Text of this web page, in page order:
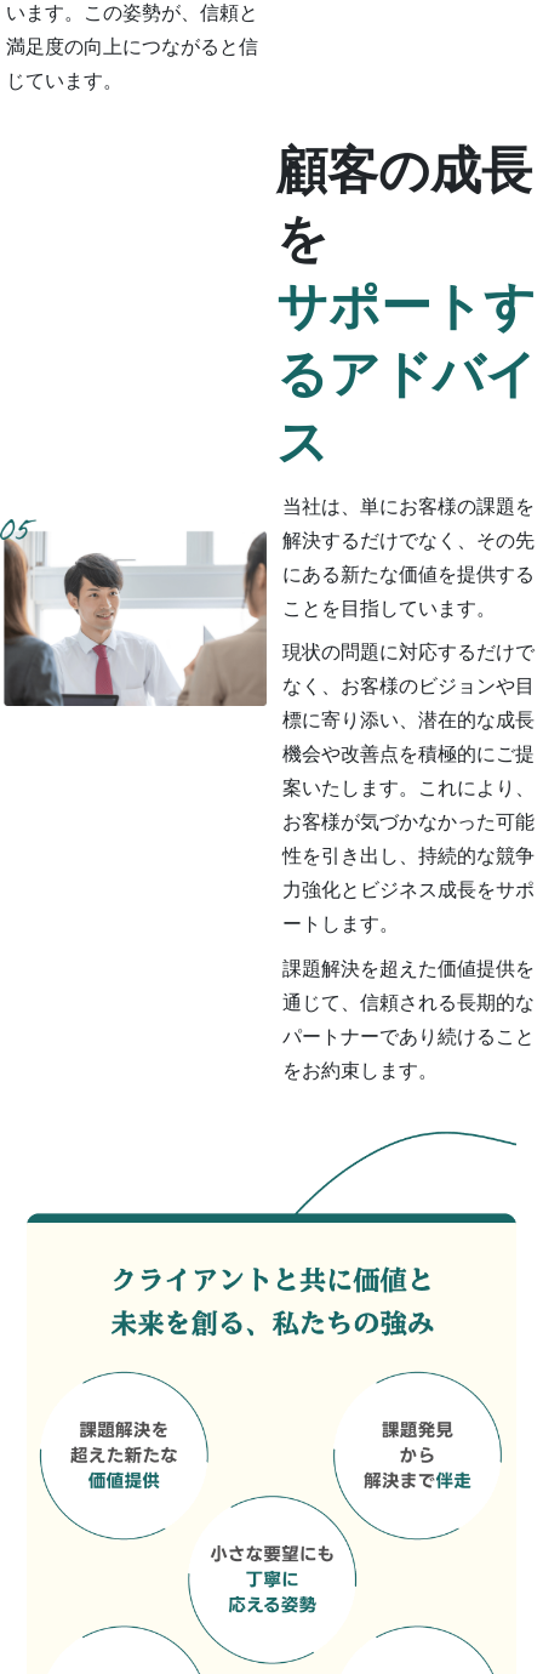
います。この姿勢が、信頼と
満足度の向上につながると信
じています。
顧客の成長
を
サポートす
るアドバイ
ス
当社は、単にお客様の課題を
解決するだけでなく、その先
にある新たな価値を提供する
ことを目指しています。
現状の問題に対応するだけで
なく、お客様のビジョンや目
標に寄り添い、潜在的な成長
機会や改善点を積極的にご提
案いたします。これにより、
お客様が気づかなかった可能
性を引き出し、持続的な競争
力強化とビジネス成長をサポ
ートします。
課題解決を超えた価値提供を
通じて、信頼される長期的な
パートナーであり続けること
をお約束します。